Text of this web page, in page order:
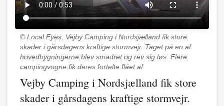
© Local Eyes. Vejby Camping i Nordsjælland fik store
skader i gårsdagens kraftige stormvejr. Taget på en af
hovedbygningerne blev smadret og rev sig løs. Flere
campingvogne fik deres fortelte flået af.
Vejby Camping i Nordsjælland fik store
skader i gårsdagens kraftige stormvejr.